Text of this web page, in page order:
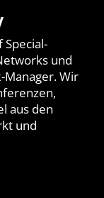
und
Manager. Wir
aus den
und